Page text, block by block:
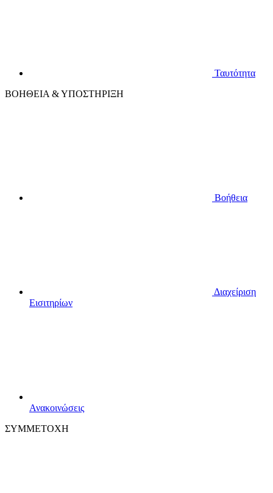
Ταυτότητα
ΒΟΗΘΕΙΑ & ΥΠΟΣΤΗΡΙΞΗ
Βοήθεια
Διαχείριση
Εισιτηρίων
Ανακοινώσεις
ΣΥΜΜΕΤΟΧΗ